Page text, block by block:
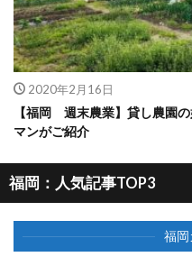
2020年2月16日
【福岡 週末農業】貸し農園
マンがご紹介
福岡：人気記事TOP3
福岡